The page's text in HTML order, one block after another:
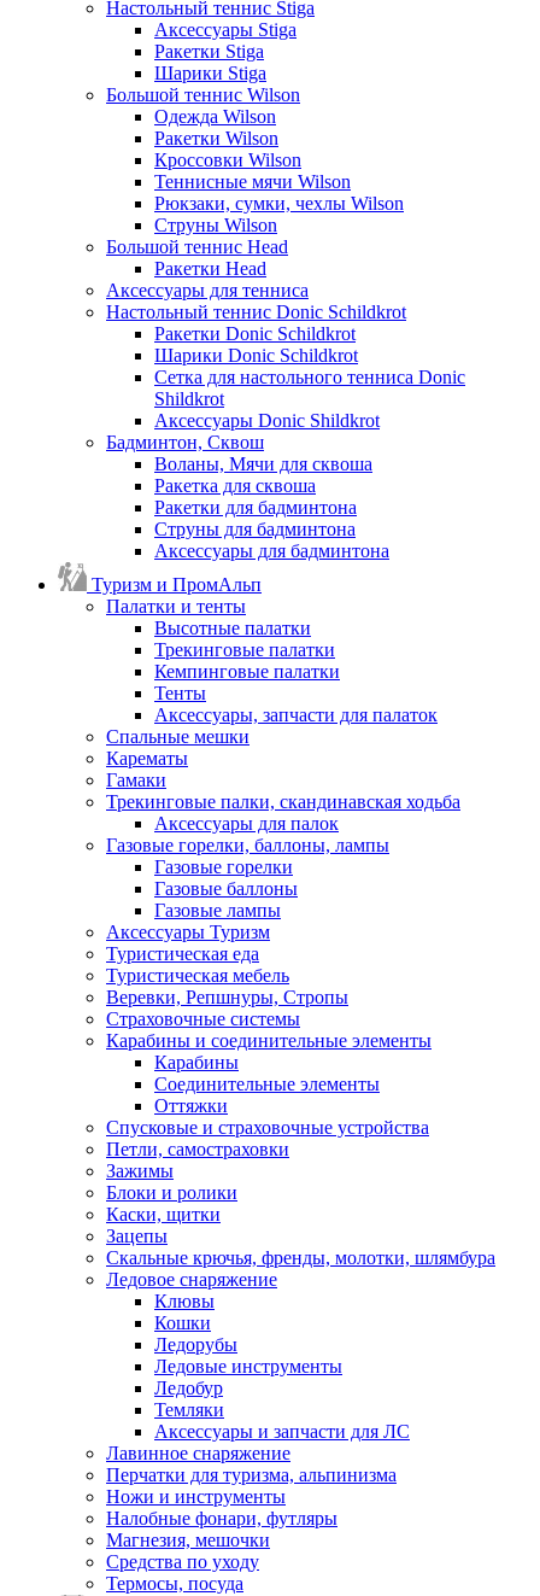
Настольный теннис Stiga
Аксессуары Stiga
Ракетки Stiga
Шарики Stiga
Большой теннис Wilson
Одежда Wilson
Ракетки Wilson
Кроссовки Wilson
Теннисные мячи Wilson
Рюкзаки, сумки, чехлы Wilson
Струны Wilson
Большой теннис Head
Ракетки Head
Аксессуары для тенниса
Настольный теннис Donic Schildkrot
Ракетки Donic Schildkrot
Шарики Donic Schildkrot
Сетка для настольного тенниса Donic
Shildkrot
Аксессуары Donic Shildkrot
Бадминтон, Сквош
Воланы, Мячи для сквоша
Ракетка для сквоша
Ракетки для бадминтона
Струны для бадминтона
Аксессуары для бадминтона
Туризм и ПромАльп
Палатки и тенты
Высотные палатки
Трекинговые палатки
Кемпинговые палатки
Тенты
Аксессуары, запчасти для палаток
Спальные мешки
Карематы
Гамаки
Трекинговые палки, скандинавская ходьба
Аксессуары для палок
Газовые горелки, баллоны, лампы
Газовые горелки
Газовые баллоны
Газовые лампы
Аксессуары Туризм
Туристическая еда
Туристическая мебель
Веревки, Репшнуры, Стропы
Страховочные системы
Карабины и соединительные элементы
Карабины
Соединительные элементы
Оттяжки
Спусковые и страховочные устройства
Петли, самостраховки
Зажимы
Блоки и ролики
Каски, щитки
Зацепы
Скальные крючья, френды, молотки, шлямбура
Ледовое снаряжение
Клювы
Кошки
Ледорубы
Ледовые инструменты
Ледобур
Темляки
Аксессуары и запчасти для ЛС
Лавинное снаряжение
Перчатки для туризма, альпинизма
Ножи и инструменты
Налобные фонари, футляры
Магнезия, мешочки
Средства по уходу
Термосы, посуда